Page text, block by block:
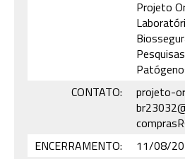
Projeto
CONTATO:
projeto-
ENCERRAMENTO:
11/08/